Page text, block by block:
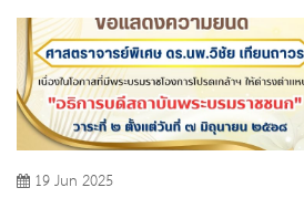
19 Jun 2025